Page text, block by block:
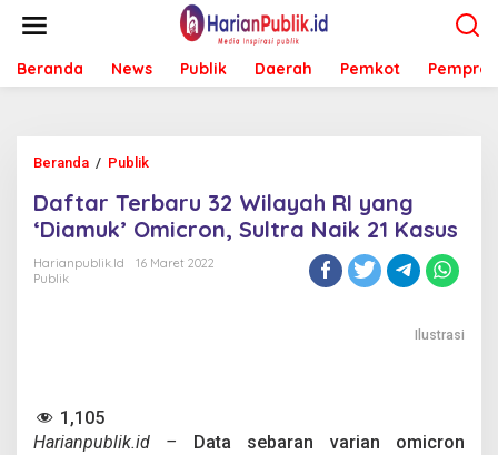
t
Beranda News Publik Daerah Pemkot Pemprov
Beranda / Publik
f
t
a
r
2
Daftar Terbaru 32 Wilayah RI yang
‘Diamuk’ Omicron, Sultra Naik 21 Kasus
Harianpublik.id
16 Maret 2022
Publik
Ilustrasi
1,105
Harianpublik.id – Data sebaran varian omicron